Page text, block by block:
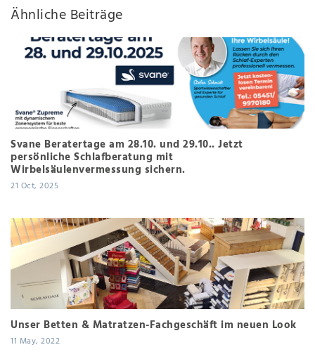
Ähnliche Beiträge
Svane Beratertage am 28.10. und 29.10.. Jetzt
persönliche Schlafberatung mit
Wirbelsäulenvermessung sichern.
21 Oct, 2025
Unser Betten & Matratzen-Fachgeschäft im neuen Look
11 May, 2022